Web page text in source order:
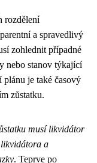
rozdělení
a spravedlivý
zohlednit případné
nebo stanov týkající
je také časový
zůstatku.
musí likvidátor
a
. Teprve po